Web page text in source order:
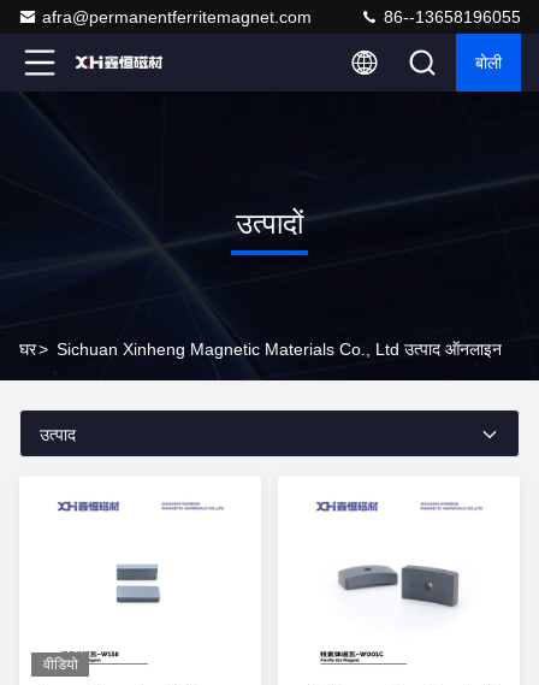
afra@permanentferritemagnet.com 86--13658196055
बोली
उत्पादों
घर> Sichuan Xinheng Magnetic Materials Co., Ltd उत्पाद ऑनलाइन
उत्पाद
वीडियो